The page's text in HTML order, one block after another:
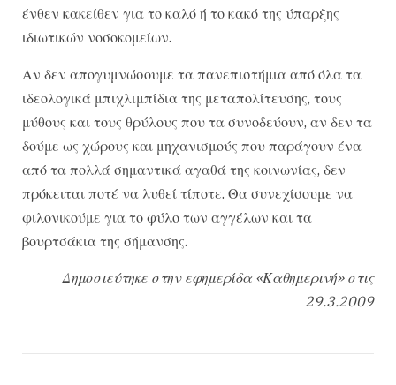
ένθεν κακείθεν για το καλό ή το κακό της ύπαρξης
ιδιωτικών νοσοκομείων.
Αν δεν απογυμνώσουμε τα πανεπιστήμια από όλα τα
ιδεολογικά μπιχλιμπίδια της μεταπολίτευσης, τους
μύθους και τους θρύλους που τα συνοδεύουν, αν δεν τα
δούμε ως χώρους και μηχανισμούς που παράγουν ένα
από τα πολλά σημαντικά αγαθά της κοινωνίας, δεν
πρόκειται ποτέ να λυθεί τίποτε. Θα συνεχίσουμε να
φιλονικούμε για το φύλο των αγγέλων και τα
βουρτσάκια της σήμανσης.
Δημοσιεύτηκε στην εφημερίδα «Καθημερινή» στις
29.3.2009